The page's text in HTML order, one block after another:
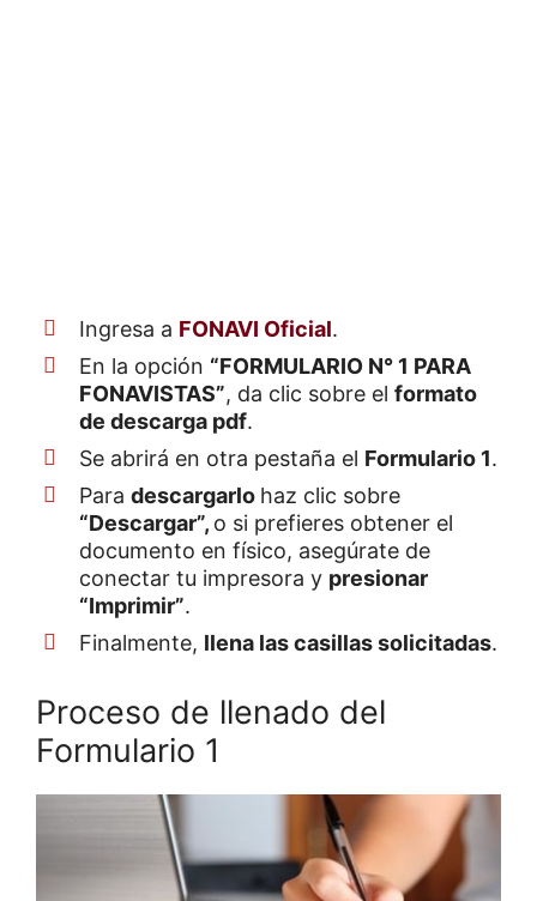
Ingresa a FONAVI Oficial.
En la opción “FORMULARIO N° 1 PARA
FONAVISTAS”, da clic sobre el formato
de descarga pdf.
Se abrirá en otra pestaña el Formulario 1.
Para descargarlo haz clic sobre
“Descargar”, o si prefieres obtener el
documento en físico, asegúrate de
conectar tu impresora y presionar
“Imprimir”.
Finalmente, llena las casillas solicitadas.
Proceso de llenado del
Formulario 1